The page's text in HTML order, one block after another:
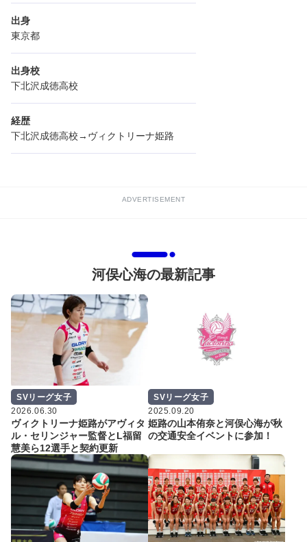
出身
東京都
出身校
下北沢成徳高校
経歴
下北沢成徳高校→ヴィクトリーナ姫路
ADVERTISEMENT
河俣心海の最新記事
SVリーグ女子
2026.06.30
ヴィクトリーナ姫路がアヴィタ
ル・セリンジャー監督とL福留
慧美ら12選手と契約更新
SVリーグ女子
2025.09.20
姫路の山本侑奈と河俣心海が秋
の交通安全イベントに参加！